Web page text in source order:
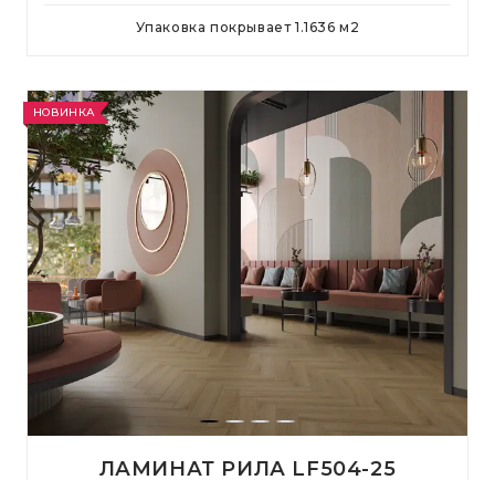
Упаковка покрывает 1.1636 м 2
НОВИНКА
ЛАМИНАТ РИЛА LF504-25